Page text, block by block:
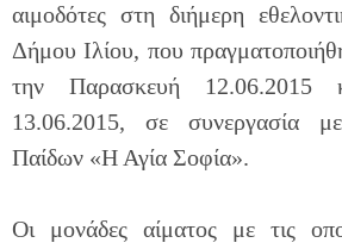
αιμοδότες στη διήμερη
Δήμου Ιλίου, που
την Παρασκευή 12.06.2015
13.06.2015, σε συνεργασία
Παίδων «Η Αγία Σοφία».
Οι μονάδες αίματος με τις